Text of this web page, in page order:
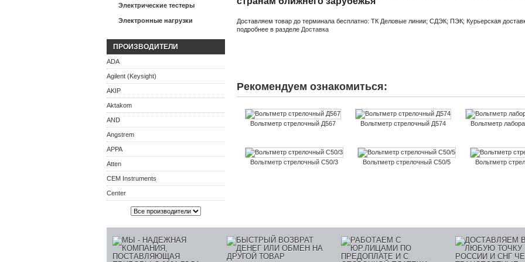
Электрические тестеры
Электронные нагрузки
ПРОИЗВОДИТЕЛИ
ADA
Agilent (Keysight)
AKIP
Aktakom
AND
Angstrem
APPA
Atten
CEM Instruments
Center
Доставляем товар до терминала бесплатно: ТК Деловые линии; СДЭК; ПЭК; Курьерская
подробнее в разделе Доставка
Рекомендуем ознакомиться:
Вольтметр стрелочный Д567 Вольтметр стрелочный Д574 Вольтметр
Вольтметр стрелочный С50/3 Вольтметр стрелочный С50/5 Вольтметр